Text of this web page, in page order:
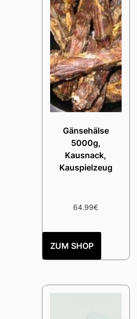
Gänsehälse
5000g,
Kausnack,
Kauspielzeug
64.99€
ZUM SHOP